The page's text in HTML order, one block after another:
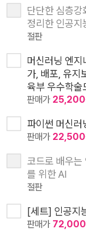
단단한 심층
정리한 인공지
절판
머신러닝 엔
가, 배포, 유지
육부 우수학술
판매가 25,200
파이썬 머신
판매가 22,500
코드로 배우는
를 위한 AI
절판
[세트] 인공지
판매가 72,000